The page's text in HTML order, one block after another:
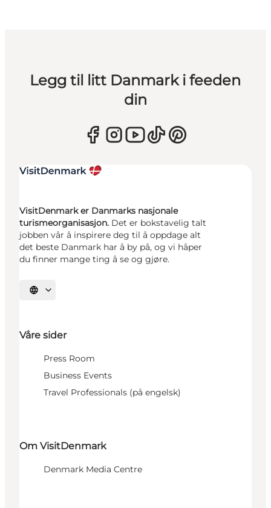
Legg til litt Danmark i feeden
din
VisitDenmark er Danmarks nasjonale
turismeorganisasjon. Det er bokstavelig talt
jobben vår å inspirere deg til å oppdage alt
det beste Danmark har å by på, og vi håper
du finner mange ting å se og gjøre.
Velg språk
Våre sider
Press Room
Business Events
Travel Professionals (på engelsk)
Om VisitDenmark
Denmark Media Centre